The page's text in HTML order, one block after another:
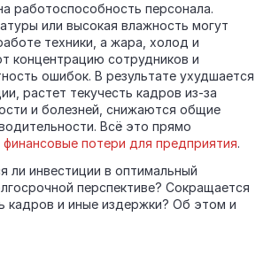
работоспособность персонала.
или высокая влажность могут
техники, а жара, холод и
концентрацию сотрудников и
ошибок. В результате ухудшается
растет текучесть кадров из‑за
и болезней, снижаются общие
Всё это прямо
финансовые потери для предприятия.
ли инвестиции в оптимальный
перспективе? Сокращается
кадров и иные издержки? Об этом и